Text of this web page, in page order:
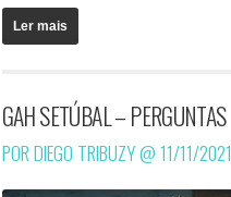
Ler mais
GAH SETÚBAL – PERGUNTAS
POR DIEGO TRIBUZY @11/11/2021